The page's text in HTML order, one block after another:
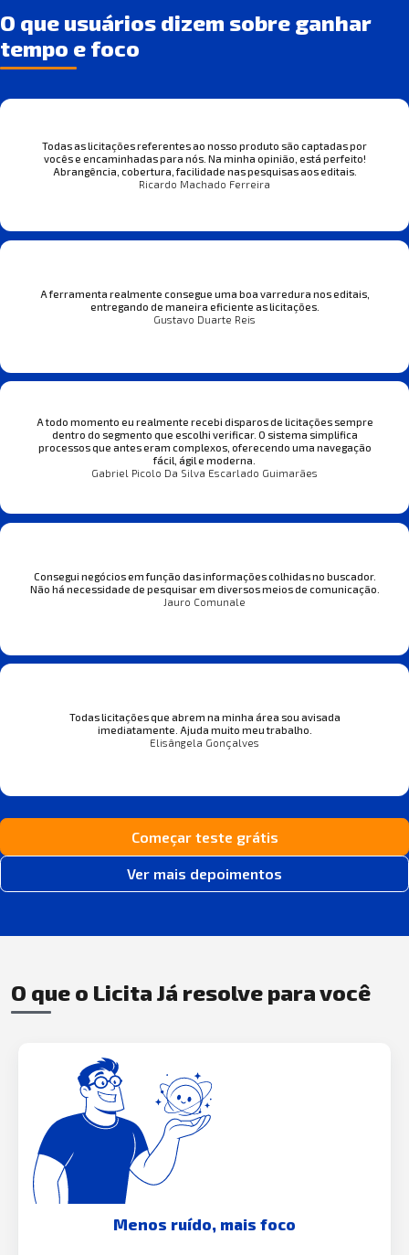
O que usuários dizem sobre ganhar
tempo e foco
Todas as licitações referentes ao nosso produto são captadas por
vocês e encaminhadas para nós. Na minha opinião, está perfeito!
Abrangência, cobertura, facilidade nas pesquisas aos editais.
Ricardo Machado Ferreira
A ferramenta realmente consegue uma boa varredura nos editais,
entregando de maneira eficiente as licitações.
Gustavo Duarte Reis
A todo momento eu realmente recebi disparos de licitações sempre
dentro do segmento que escolhi verificar. O sistema simplifica
processos que antes eram complexos, oferecendo uma navegação
fácil, ágil e moderna.
Gabriel Picolo Da Silva Escarlado Guimarães
Consegui negócios em função das informações colhidas no buscador.
Não há necessidade de pesquisar em diversos meios de comunicação.
Jauro Comunale
Todas licitações que abrem na minha área sou avisada
imediatamente. Ajuda muito meu trabalho.
Elisângela Gonçalves
Começar teste grátis
Ver mais depoimentos
O que o Licita Já resolve para você
Menos ruído, mais foco